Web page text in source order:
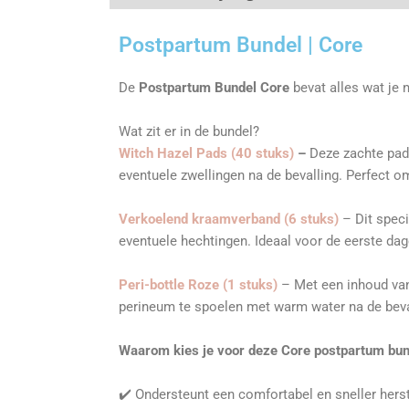
Postpartum Bundel | Core
De Postpartum Bundel Core bevat alles wat je
Wat zit er in de bundel?
Witch Hazel Pads (40 stuks) – Deze zachte
eventuele zwellingen na de bevalling. Perfect
Verkoelend kraamverband (6 stuks) – Dit
eventuele hechtingen. Ideaal voor de eerste
Peri-bottle Roze (1 stuks) – Met een inhoud
perineum te spoelen met warm water na de
Waarom kies je voor deze Core postpartum
✔️ Ondersteunt een comfortabel en sneller